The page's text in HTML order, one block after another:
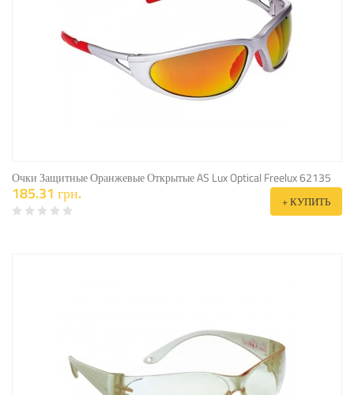
Очки Защитные Оранжевые Открытые AS Lux Optical Freelux 62135
185.31 грн. + КУПИТЬ